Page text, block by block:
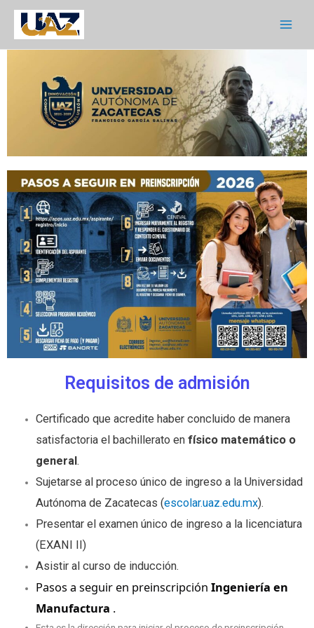
Requisitos de admisión
Certificado que acredite haber concluido de manera
satisfactoria el bachillerato enfísico matemático o
general.
Sujetarse al proceso único de ingreso a la Universidad
Autónoma de Zacatecas (escolar.uaz.edu.mx).
Presentar el examen único de ingreso a la licenciatura
(EXANI II)
Asistir al curso de inducción.
Pasos a seguir en preinscripciónIngeniería en
Manufactura .